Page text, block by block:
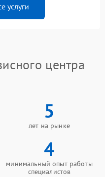
услуги
центра
5
лет на рынке
4
минимальный опыт работы
специалистов